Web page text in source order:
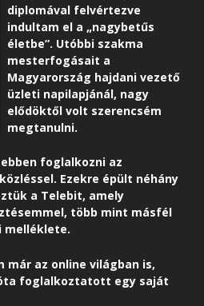
diplomával felvértezve
indultam el a „nagybetűs
életbe”. Utóbbi szakma
mesterfogásait a
Magyarország hajdani vezető
üzleti napilapjánál, nagy
elődöktől volt szerencsém
megtanulni.
foglalkozni az
Ezekre épült néhány
a Telebit, amely
több mint másfél
melléklete.
már az online világban is,
foglalkoztatott egy saját